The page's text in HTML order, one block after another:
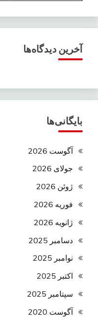
آخرین دیدگاه‌ها
بایگانی‌ها
آگوست 2026
جولای 2026
ژوئن 2026
فوریه 2026
ژانویه 2026
دسامبر 2025
نوامبر 2025
اکتبر 2025
سپتامبر 2025
آگوست 2020